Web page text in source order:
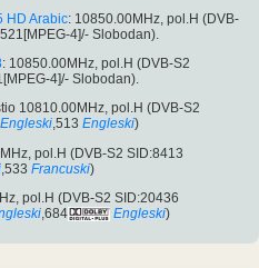
HD Arabic: 10850.00MHz, pol.H (DVB-
4]/- Slobodan).
: 10850.00MHz, pol.H (DVB-S2
4]/- Slobodan).
10810.00MHz, pol.H (DVB-S2
Engleski,513 Engleski)
pol.H (DVB-S2 SID:8413
,533 Francuski)
pol.H (DVB-S2 SID:20436
,684 Engleski)